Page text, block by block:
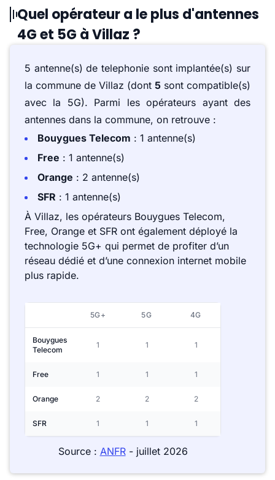
Quel opérateur a le plus d'antennes
4G et 5G à Villaz ?
5 antenne(s) de telephonie sont implantée(s) sur
la commune de Villaz (dont 5 sont compatible(s)
avec la 5G). Parmi les opérateurs ayant des
antennes dans la commune, on retrouve :
Bouygues Telecom : 1 antenne(s)
Free : 1 antenne(s)
Orange : 2 antenne(s)
SFR : 1 antenne(s)
À Villaz, les opérateurs Bouygues Telecom,
Free, Orange et SFR ont également déployé la
technologie 5G+ qui permet de profiter d’un
réseau dédié et d’une connexion internet mobile
plus rapide.
5G+ 5G 4G
Bouygues
Telecom
1 1 1
Free 1 1 1
Orange 2 2 2
SFR 1 1 1
Source : ANFR- juillet 2026